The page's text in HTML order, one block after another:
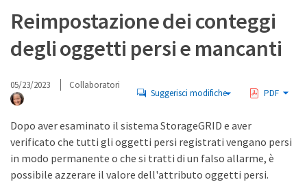
Reimpostazione dei conteggi
degli oggetti persi e mancanti
05/23/2023 Collaboratori
Suggerisci modifiche PDF
Dopo aver esaminato il sistema StorageGRID e aver
verificato che tutti gli oggetti persi registrati vengano persi
in modo permanente o che si tratti di un falso allarme, è
possibile azzerare il valore dell'attributo oggetti persi.